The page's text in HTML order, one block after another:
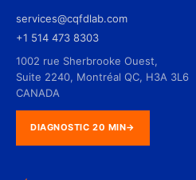
services@cqfdlab.com
+1 514 473 8303
1002 rue Sherbrooke Ouest,
Suite 2240, Montréal QC, H3A 3L6
CANADA
DIAGNOSTIC 20 MIN→